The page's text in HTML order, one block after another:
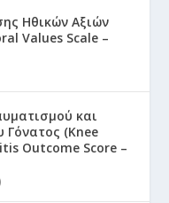
Ηθικών Αξιών
Values Scale –
και
Γόνατος (Knee
Outcome Score –